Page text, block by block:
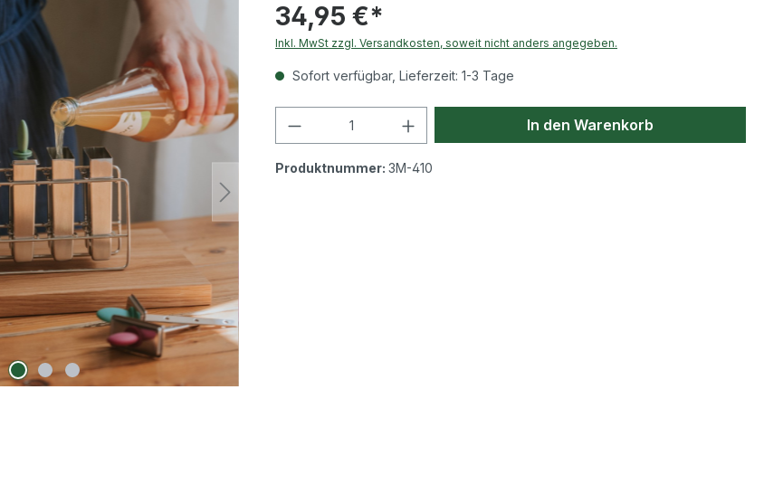
34,95 €*
Inkl. MwSt zzgl. Versandkosten, soweit nicht anders angegeben.
Sofort verfügbar, Lieferzeit: 1-3 Tage
Produkt Anzahl: Gib den gewünschten Wert
In den Warenkorb
Produktnummer: 3M-410